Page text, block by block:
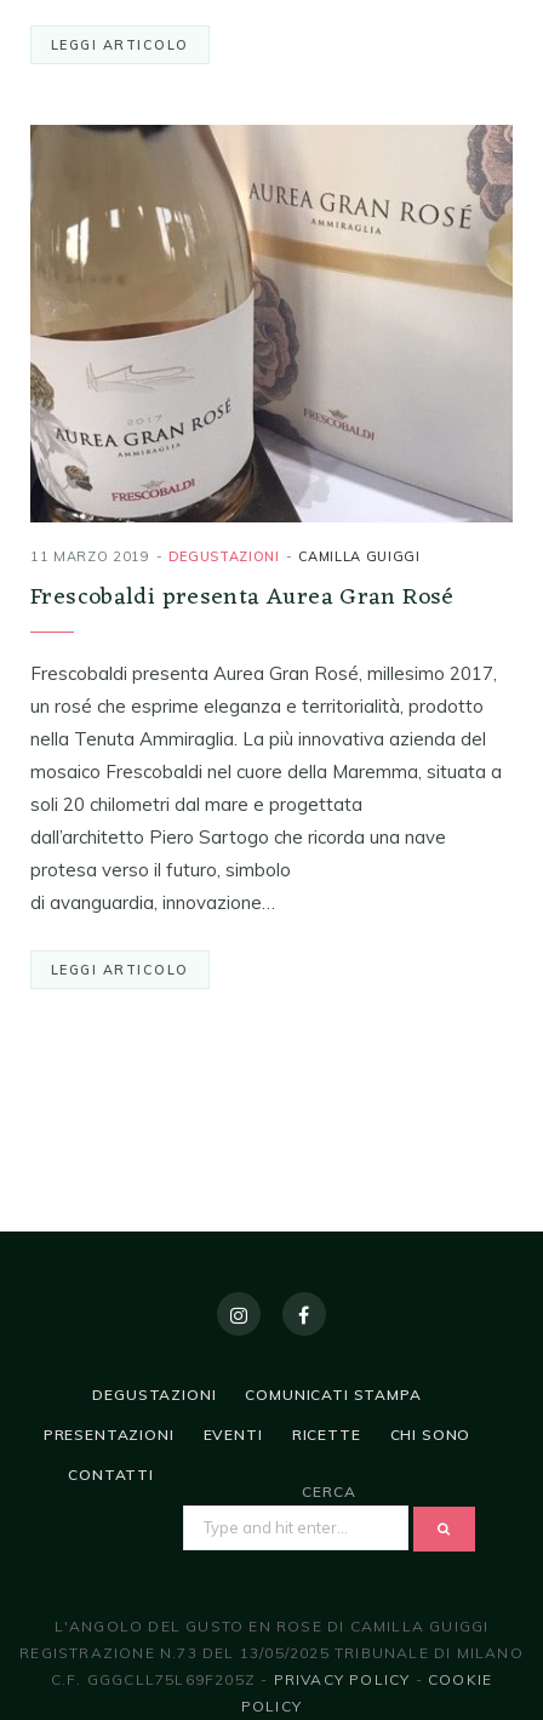
LEGGI ARTICOLO
11 MARZO 2019 DEGUSTAZIONI CAMILLA GUIGGI
Frescobaldi presenta Aurea Gran Rosé
Frescobaldi presenta Aurea Gran Rosé, millesimo 2017,
un rosé che esprime eleganza e territorialità, prodotto
nella Tenuta Ammiraglia. La più innovativa azienda del
mosaico Frescobaldi nel cuore della Maremma, situata a
soli 20 chilometri dal mare e progettata
dall’architetto Piero Sartogo che ricorda una nave
protesa verso il futuro, simbolo
di avanguardia, innovazione…
LEGGI ARTICOLO
DEGUSTAZIONI COMUNICATI STAMPA
PRESENTAZIONI EVENTI RICETTE CHI SONO
CONTATTI
CERCA
L'ANGOLO DEL GUSTO EN ROSE DI CAMILLA GUIGGI
REGISTRAZIONE N.73 DEL 13/05/2025 TRIBUNALE DI MILANO
C.F. GGGCLL75L69F205Z - PRIVACY POLICY - COOKIE
POLICY